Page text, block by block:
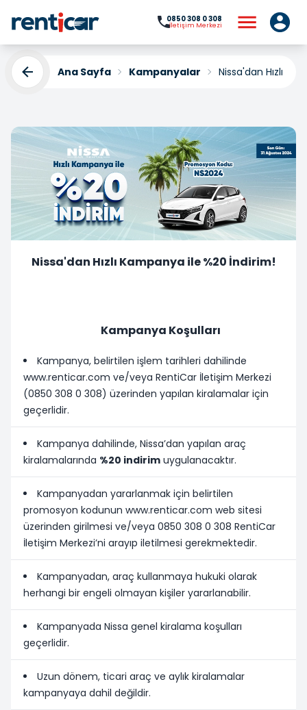
0850 308 0 308
İletişim Merkezi
Ana Sayfa Kampanyalar Nissa'dan Hızlı
Nissa'dan Hızlı Kampanya ile %20 İndirim!
Kampanya Koşulları
Kampanya, belirtilen işlem tarihleri dahilinde
www.renticar.com ve/veya RentiCar İletişim Merkezi
(0850 308 0 308) üzerinden yapılan kiralamalar için
geçerlidir.
Kampanya dahilinde, Nissa’dan yapılan araç
kiralamalarında %20 indirimuygulanacaktır.
Kampanyadan yararlanmak için belirtilen
promosyon kodunun www.renticar.com web sitesi
üzerinden girilmesi ve/veya 0850 308 0 308 RentiCar
İletişim Merkezi’ni arayıp iletilmesi gerekmektedir.
Kampanyadan, araç kullanmaya hukuki olarak
herhangi bir engeli olmayan kişiler yararlanabilir.
Kampanyada Nissa genel kiralama koşulları
geçerlidir.
Uzun dönem, ticari araç ve aylık kiralamalar
kampanyaya dahil değildir.